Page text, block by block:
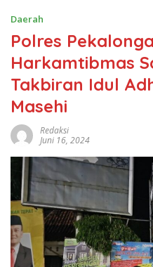
Daerah
Polres
Harkamtibmas
Takbiran Idul
Masehi
Redaksi
Juni 16, 2024